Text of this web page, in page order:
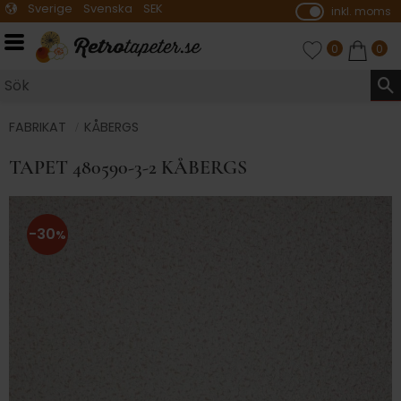
Meny
Sverige Svenska SEK
P
s
inkl. moms
FAVORITER
ANTAL
0 0
FABRIKAT KÅBERGS
TAPET 480590-3-2 KÅBERGS
30%